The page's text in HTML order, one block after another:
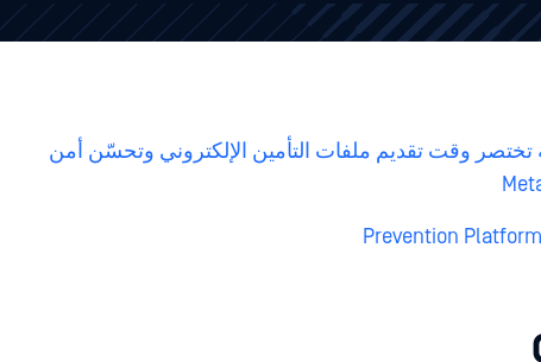
وقت تقديم ملفات التأمين الإلكتروني وتحسّن أمن